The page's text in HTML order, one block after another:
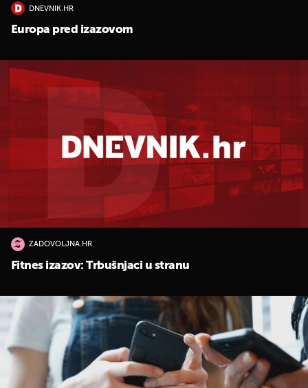
DNEVNIK.HR
Europa pred izazovom
ZADOVOLJNA.HR
Fitnes izazov: Trbušnjaci u stranu